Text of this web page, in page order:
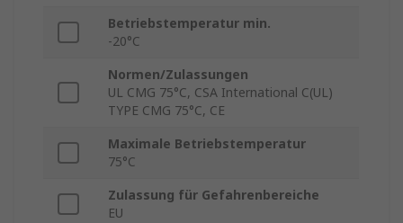
Betriebstemperatur min.
-20°C
Normen/Zulassungen
UL CMG 75°C, CSA International C(UL)
TYPE CMG 75°C, CE
Maximale Betriebstemperatur
75°C
Zulassung für Gefahrenbereiche
EU